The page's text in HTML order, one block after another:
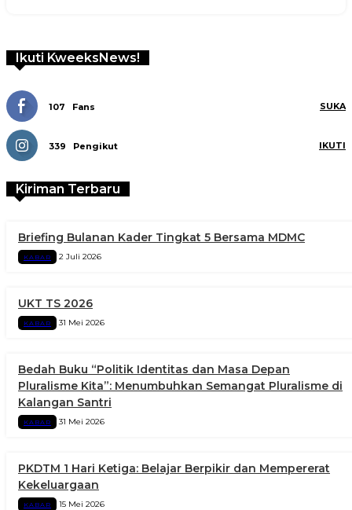
Ikuti KweeksNews!
107 Fans SUKA
339 Pengikut IKUTI
Kiriman Terbaru
Briefing Bulanan Kader Tingkat 5 Bersama MDMC
KABAR 2 Juli 2026
UKT TS 2026
KABAR 31 Mei 2026
Bedah Buku “Politik Identitas dan Masa Depan
Pluralisme Kita”: Menumbuhkan Semangat Pluralisme di
Kalangan Santri
KABAR 31 Mei 2026
PKDTM 1 Hari Ketiga: Belajar Berpikir dan Mempererat
Kekeluargaan
KABAR 15 Mei 2026